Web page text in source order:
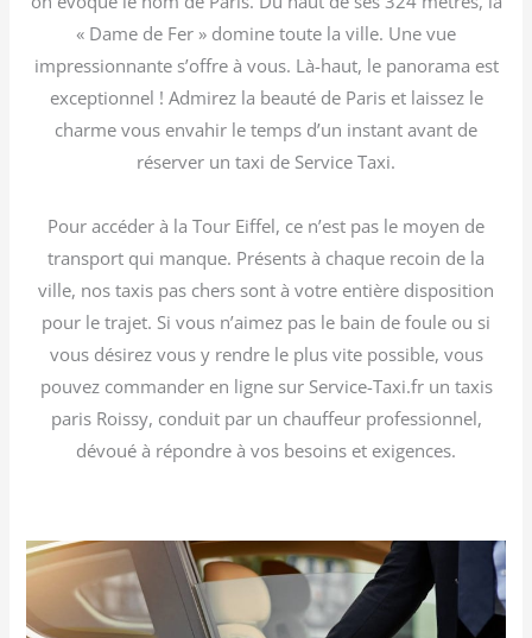
« Dame de Fer » domine toute la ville. Une vue
impressionnante s’offre à vous. Là-haut, le panorama est
exceptionnel ! Admirez la beauté de Paris et laissez le
charme vous envahir le temps d’un instant avant de
réserver un taxi de Service Taxi.
Pour accéder à la Tour Eiffel, ce n’est pas le moyen de
transport qui manque. Présents à chaque recoin de la
ville, nos taxis pas chers sont à votre entière disposition
pour le trajet. Si vous n’aimez pas le bain de foule ou si
vous désirez vous y rendre le plus vite possible, vous
pouvez commander en ligne sur Service-Taxi.fr un taxis
paris Roissy, conduit par un chauffeur professionnel,
dévoué à répondre à vos besoins et exigences.